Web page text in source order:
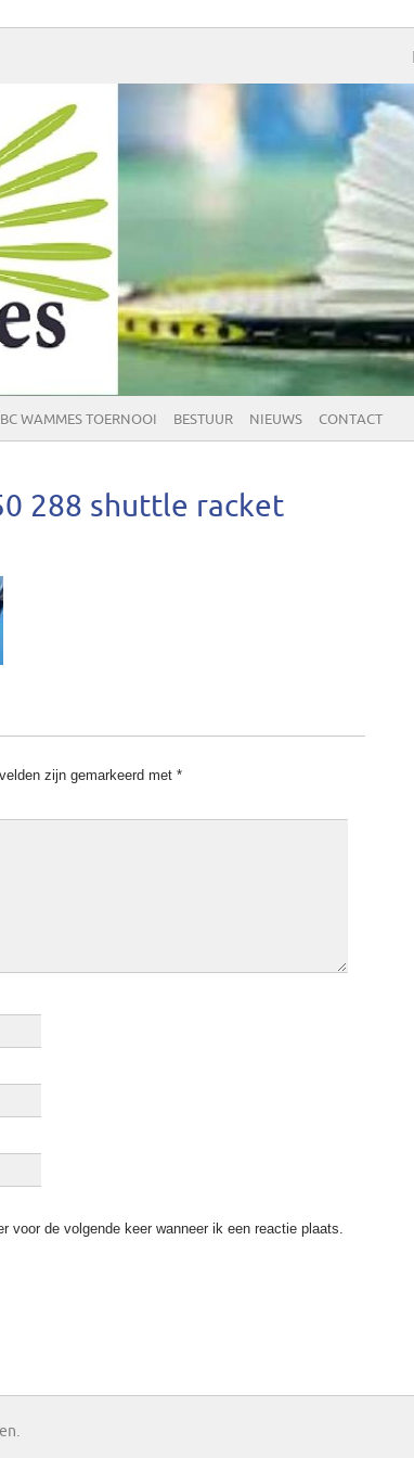
BC WAMMES TOERNOOI BESTUUR NIEUWS CONTACT
288 shuttle racket
zijn gemarkeerd met *
voor de volgende keer wanneer ik een reactie plaats.